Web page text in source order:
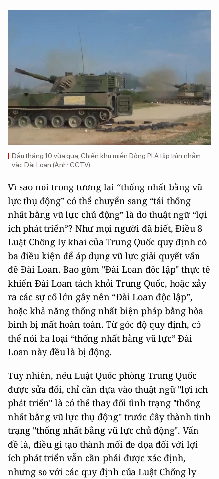
Đầu tháng 10 vừa qua, Chiến khu miền Đông PLA tập trận nhằm
vào Đài Loan (Ảnh: CCTV).
Vì sao nói trong tương lai “thống nhất bằng vũ
lực thụ động” có thể chuyển sang “tái thống
nhất bằng vũ lực chủ động” là do thuật ngữ “lợi
ích phát triển”? Như mọi người đã biết, Điều 8
Luật Chống ly khai của Trung Quốc quy định có
ba điều kiện để áp dụng vũ lực giải quyết vấn
đề Đài Loan. Bao gồm "Đài Loan độc lập" thực tế
khiến Đài Loan tách khỏi Trung Quốc, hoặc xảy
ra các sự cố lớn gây nên “Đài Loan độc lập”,
hoặc khả năng thống nhất biện pháp bằng hòa
bình bị mất hoàn toàn. Từ góc độ quy định, có
thể nói ba loại “thống nhất bằng vũ lực” Đài
Loan này đều là bị động.
Tuy nhiên, nếu Luật Quốc phòng Trung Quốc
được sửa đổi, chỉ cần dựa vào thuật ngữ "lợi ích
phát triển" là có thể thay đổi tình trạng "thống
nhất bằng vũ lực thụ động" trước đây thành tình
trạng "thống nhất bằng vũ lực chủ động". Vấn
đề là, điều gì tạo thành mối đe dọa đối với lợi
ích phát triển vẫn cần phải được xác định,
nhưng so với các quy định của Luật Chống ly